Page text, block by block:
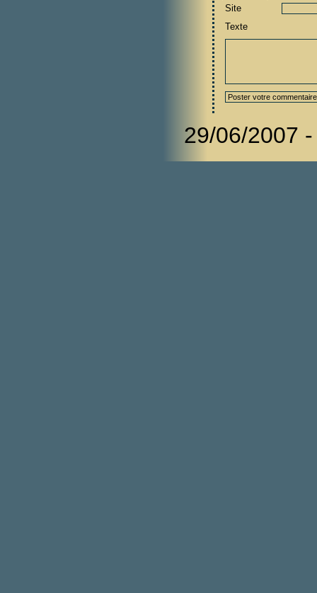
Site
Texte
29/06/2007